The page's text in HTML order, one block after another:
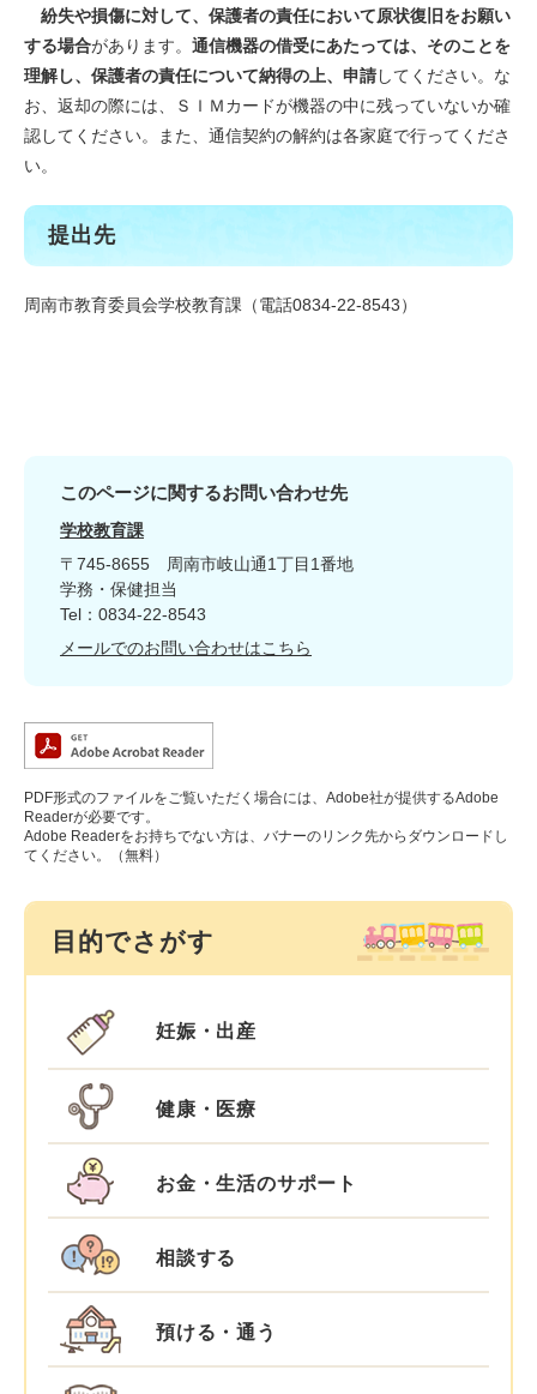
紛失や損傷に対して、保護者の責任において原状復旧をお願い
する場合があります。 通信機器の借受にあたっては、そのことを
理解し、保護者の責任について納得の上、申請してください。な
お、返却の際には、ＳＩＭカードが機器の中に残っていないか確
認してください。また、通信契約の解約は各家庭で行ってくださ
い。
提出先
周南市教育委員会学校教育課（電話0834-22-8543）
このページに関するお問い合わせ先
学校教育課
〒745-8655
周南市岐山通1丁目1番地
学務・保健担当
Tel：0834-22-8543
メールでのお問い合わせはこちら
PDF形式のファイルをご覧いただく場合には、Adobe社が提供するAdobe
Readerが必要です。
Adobe Readerをお持ちでない方は、バナーのリンク先からダウンロードし
てください。（無料）
目的でさがす
妊娠・出産
健康・医療
お金・生活のサポート
相談する
預ける・通う